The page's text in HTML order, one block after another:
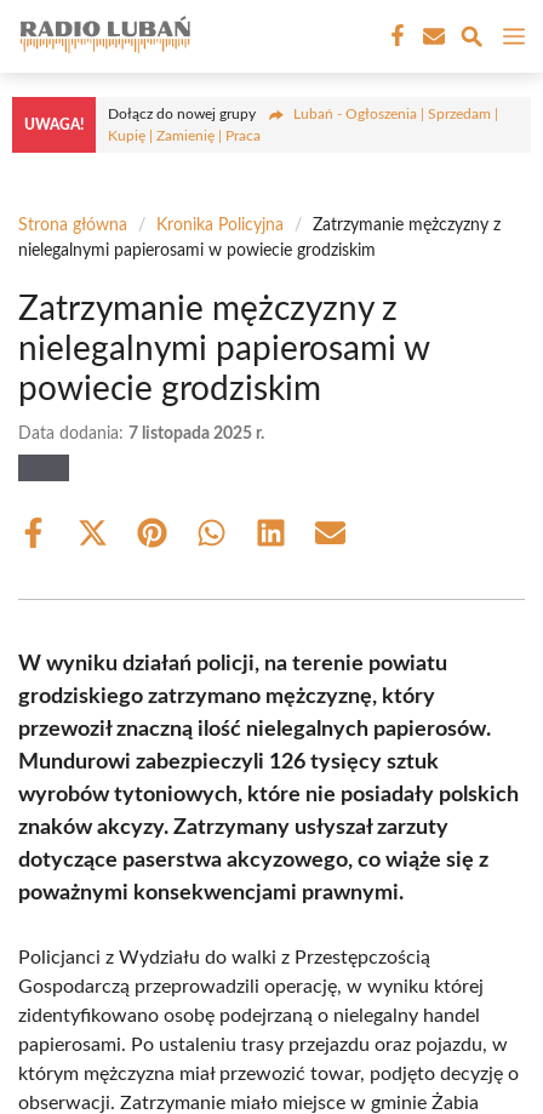
treści
UWAGA!
Dołącz do nowej grupy
Lubań - Ogłoszenia | Sprzedam |
Kupię | Zamienię | Praca
Strona główna / Kronika Policyjna /
Zatrzymanie mężczyzny z
nielegalnymi papierosami w powiecie grodziskim
Zatrzymanie mężczyzny z
nielegalnymi papierosami w
powiecie grodziskim
Data dodania: 7 listopada 2025 r.
Share
Share
(Twitter)
Share Share Share Share
W wyniku działań policji, na terenie powiatu
grodziskiego zatrzymano mężczyznę, który
przewoził znaczną ilość nielegalnych papierosów.
Mundurowi zabezpieczyli 126 tysięcy sztuk
wyrobów tytoniowych, które nie posiadały polskich
znaków akcyzy. Zatrzymany usłyszał zarzuty
dotyczące paserstwa akcyzowego, co wiąże się z
poważnymi konsekwencjami prawnymi.
Policjanci z Wydziału do walki z Przestępczością
Gospodarczą przeprowadzili operację, w wyniku której
zidentyfikowano osobę podejrzaną o nielegalny handel
papierosami. Po ustaleniu trasy przejazdu oraz pojazdu, w
którym mężczyzna miał przewozić towar, podjęto decyzję o
obserwacji. Zatrzymanie miało miejsce w gminie Żabia